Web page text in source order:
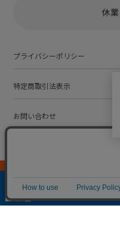
休
プライバシーポリシー
特定商取引法表示
お問い合わせ
©